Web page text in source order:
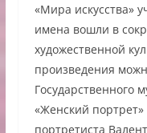
«Мира искусства»
имена вошли в
художественной
произведения
Государственного
«Женский
портретиста